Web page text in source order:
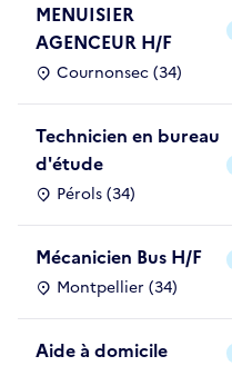
MENUISIER
AGENCEUR H/F
Cournonsec (34)
Technicien en bureau
d'étude
Pérols (34)
Mécanicien Bus H/F
Montpellier (34)
Aide à domicile